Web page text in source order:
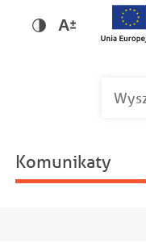
WersjaWersja dla
Komunikaty